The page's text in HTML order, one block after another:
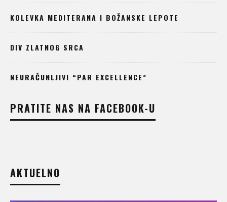
KOLEVKA MEDITERANA I BOŽANSKE LEPOTE
DIV ZLATNOG SRCA
NEURAČUNLJIVI “PAR EXCELLENCE”
PRATITE NAS NA FACEBOOK-U
AKTUELNO